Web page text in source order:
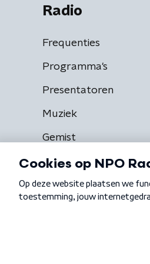
Radio
Frequenties
Programma's
Presentatoren
Muziek
Gemist
Algemene voorwaarden